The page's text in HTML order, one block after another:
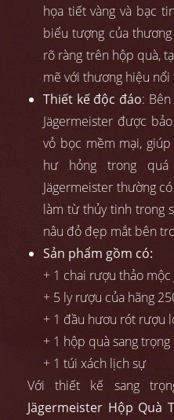
họa tiết vàng và bạc
biểu tượng của
rõ ràng trên hộp quà,
mẽ với thương hiệu nổi
Thiết kế độc đáo:
Jägermeister được
vỏ bọc mềm mại,
hư hỏng trong quá
Jägermeister thường
làm từ thủy tinh trong
nâu đỏ đẹp mắt bên
Sản phẩm gồm có:
+ 1 chai rượu thảo
+ 5 ly rượu của hãng
+ 1 đầu hươu rót rượu
+ 1 hộp quà sang
+ 1 túi xách lịch sự
Với thiết kế sang
Jägermeister Hộp Quà